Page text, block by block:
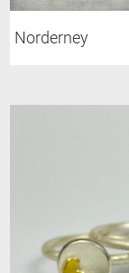
Norderney